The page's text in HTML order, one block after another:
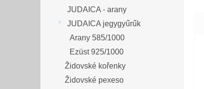
JUDAICA - arany
JUDAICA jegygyűrűk
Arany 585/1000
Ezüst 925/1000
Židovské kořenky
Židovské pexeso